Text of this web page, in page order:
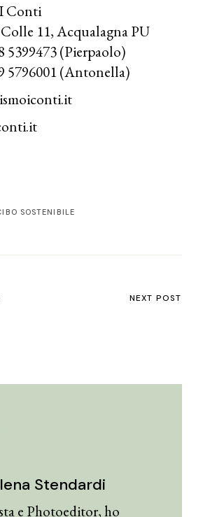
Conti
11, Acqualagna PU
5399473 (Pierpaolo)
5796001 (Antonella)
SOSTENIBILE
NEXT POST
Stendardi
e Photoeditor, ho